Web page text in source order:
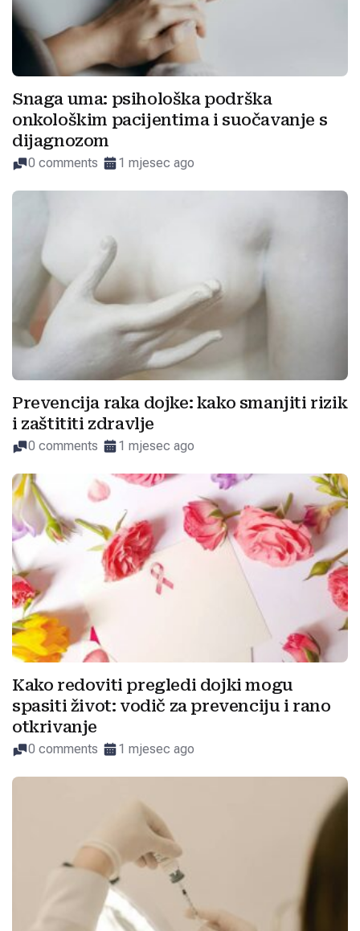
Snaga uma: psihološka podrška
onkološkim pacijentima i suočavanje s
dijagnozom
0 comments 1 mjesec ago
Prevencija raka dojke: kako smanjiti rizik
i zaštititi zdravlje
0 comments 1 mjesec ago
Kako redoviti pregledi dojki mogu
spasiti život: vodič za prevenciju i rano
otkrivanje
0 comments 1 mjesec ago